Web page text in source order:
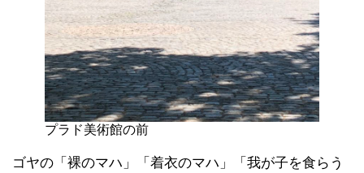
プラド美術館の前
ゴヤの「裸のマハ」「着衣のマハ」「我が子を食らう